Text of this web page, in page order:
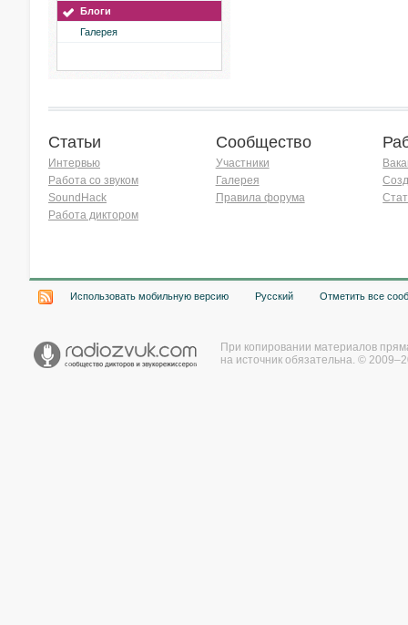
Блоги
Галерея
Статьи
Интервью
Работа со звуком
SoundHack
Работа диктором
Сообщество
Участники
Галерея
Правила форума
Использовать мобильную версию Русский Отметить все
При копировании материалов
на источник обязательна. ©